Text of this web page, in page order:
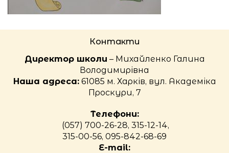
Контакти
Директор школи – Михайленко Галина
Володимирівна
Наша адреса:61085 м. Харків, вул. Академіка
Проскури, 7
Телефони:
(057) 700-26-28, 315-12-14,
315-00-56, 095-842-68-69
E-mail: